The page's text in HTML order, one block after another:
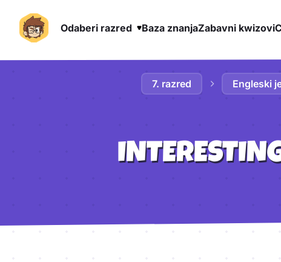
Odaberi razred Baza znanjaZabavni kwizovi
7. razred
Engleski